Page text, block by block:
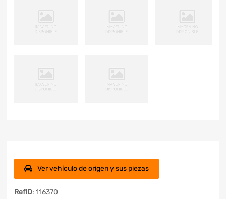
Ver vehículo de origen y sus piezas
RefID: 116370